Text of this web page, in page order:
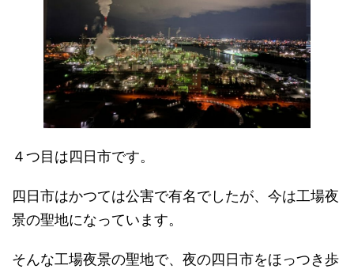
４つ目は四日市です。
四日市はかつては公害で有名でしたが、今は工場夜
景の聖地になっています。
そんな工場夜景の聖地で、夜の四日市をほっつき歩